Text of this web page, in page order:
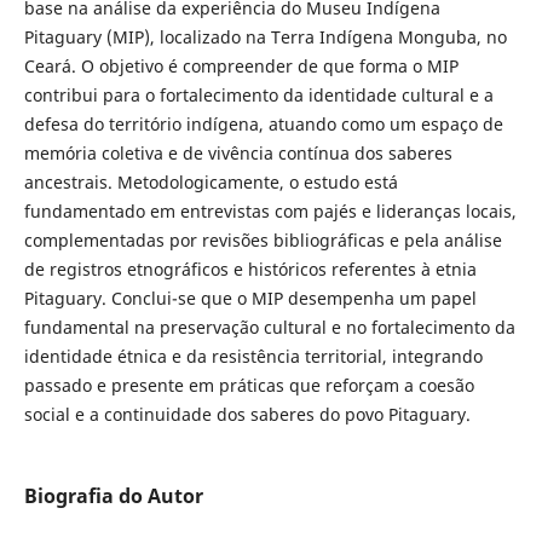
base na análise da experiência do Museu Indígena
Pitaguary (MIP), localizado na Terra Indígena Monguba, no
Ceará. O objetivo é compreender de que forma o MIP
contribui para o fortalecimento da identidade cultural e a
defesa do território indígena, atuando como um espaço de
memória coletiva e de vivência contínua dos saberes
ancestrais. Metodologicamente, o estudo está
fundamentado em entrevistas com pajés e lideranças locais,
complementadas por revisões bibliográficas e pela análise
de registros etnográficos e históricos referentes à etnia
Pitaguary. Conclui-se que o MIP desempenha um papel
fundamental na preservação cultural e no fortalecimento da
identidade étnica e da resistência territorial, integrando
passado e presente em práticas que reforçam a coesão
social e a continuidade dos saberes do povo Pitaguary.
Biografia do Autor